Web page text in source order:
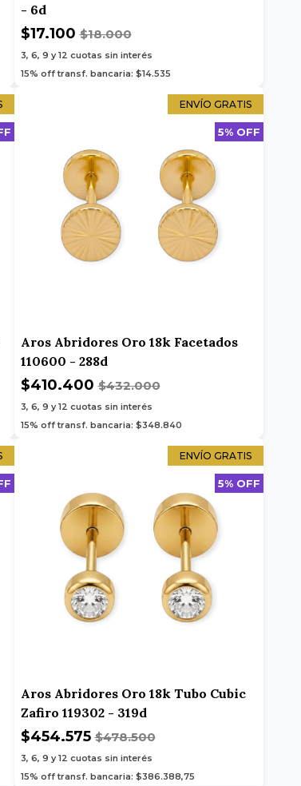
- 6d
$17.100$18.000
3, 6, 9 y 12 cuotas sin interés
15% off transf. bancaria: $14.535
ENVÍO GRATIS
5% OFF
Aros Abridores Oro 18k Facetados
110600 - 288d
$410.400$432.000
3, 6, 9 y 12 cuotas sin interés
15% off transf. bancaria: $348.840
ENVÍO GRATIS
5% OFF
Aros Abridores Oro 18k Tubo Cubic
Zafiro 119302 - 319d
$454.575$478.500
3, 6, 9 y 12 cuotas sin interés
15% off transf. bancaria: $386.388,75